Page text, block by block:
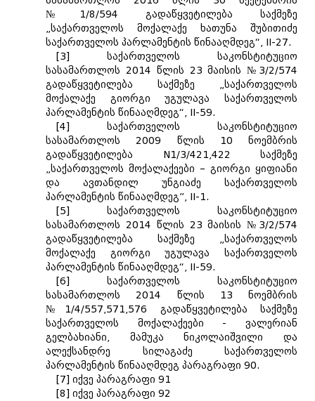
№1/8/594 გადაწყვეტილება საქმეზე
„საქართველოს მოქალაქე ხათუნა შუბითიძე
საქართველოს პარლამენტის წინააღმდეგ“, II-27.
[3] საქართველოს საკონსტიტუციო
სასამართლოს 2014 წლის 23 მაისის №3/2/574
გადაწყვეტილება საქმეზე „საქართველოს
მოქალაქე გიორგი უგულავა საქართველოს
პარლამენტის წინააღმდეგ“, II-59.
[4] საქართველოს საკონსტიტუციო
სასამართლოს 2009 წლის 10 ნოემბრის
გადაწყვეტილება N1/3/421,422 საქმეზე
„საქართველოს მოქალაქეები – გიორგი ყიფიანი
და ავთანდილ უნგიაძე საქართველოს
პარლამენტის წინააღმდეგ”, II-1.
[5] საქართველოს საკონსტიტუციო
სასამართლოს 2014 წლის 23 მაისის №3/2/574
გადაწყვეტილება საქმეზე „საქართველოს
მოქალაქე გიორგი უგულავა საქართველოს
პარლამენტის წინააღმდეგ“, II-59.
[6] საქართველოს საკონსტიტუციო
სასამართლოს 2014 წლის 13 ნოემბრის
№1/4/557,571,576 გადაწყვეტილება საქმეზე
საქართველოს მოქალაქეები - ვალერიან
გელბახიანი, მამუკა ნიკოლაიშვილი და
ალექსანდრე სილაგაძე საქართველოს
პარლამენტის წინააღმდეგ პარაგრაფი 90.
[7] იქვე პარაგრაფი 91
[8] იქვე პარაგრაფი 92